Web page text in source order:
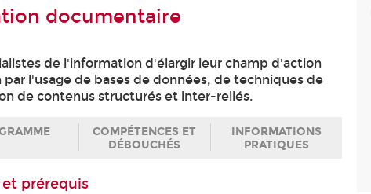
documentaire
de l'information d'élargir leur champ d'action
l'usage de bases de données, de techniques de
de contenus structurés et inter-reliés.
COMPÉTENCES ET
DÉBOUCHÉS
INFORMATIONS
PRATIQUES
et prérequis